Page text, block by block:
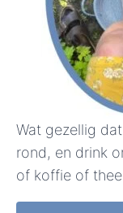
Wat gezellig
rond, en drink
of koffie of